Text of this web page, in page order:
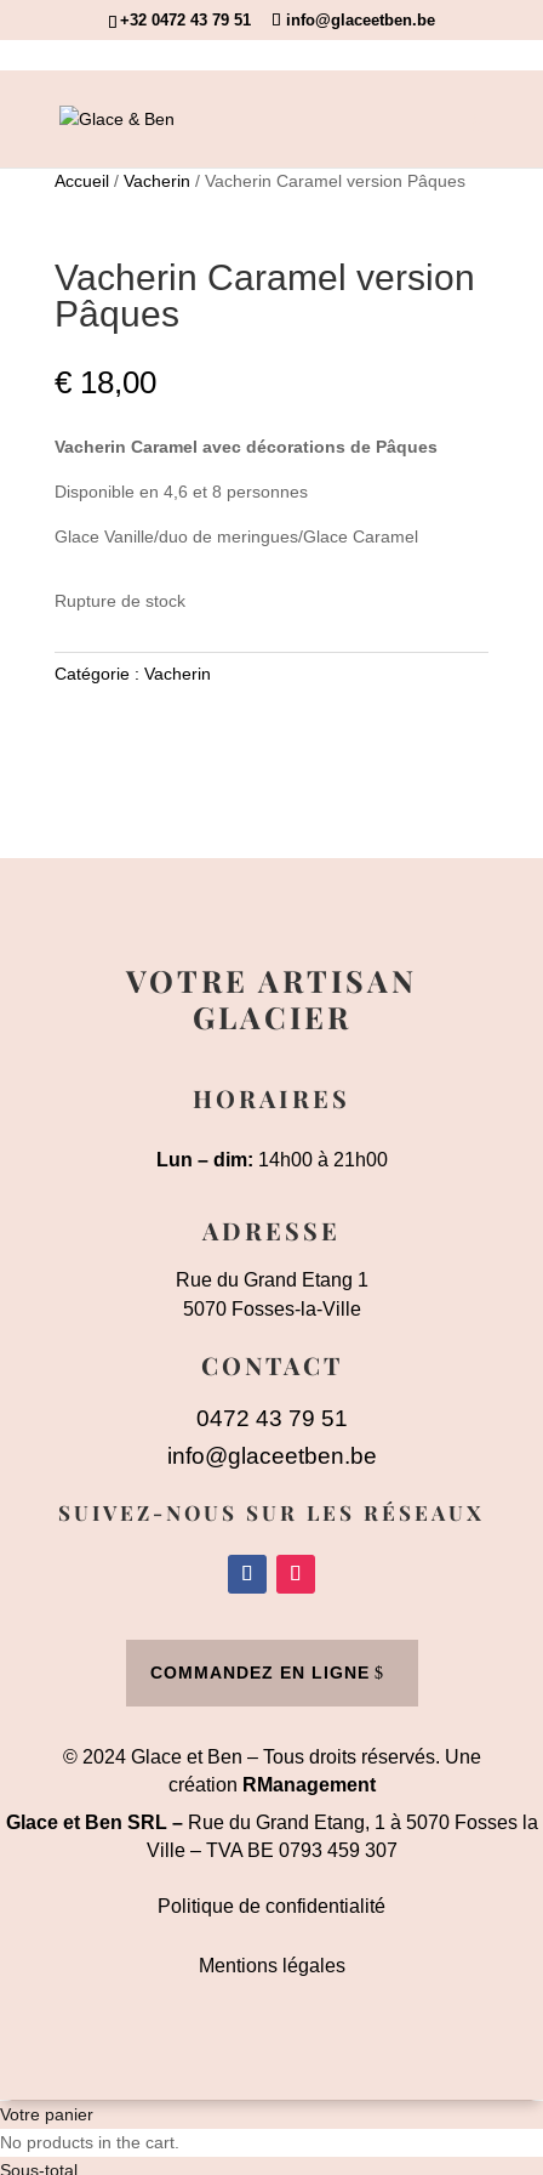
+32 0472 43 79 51 info@glaceetben.be
Accueil/ Vacherin / Vacherin Caramel version Pâques
Vacherin Caramel version
Pâques
€18,00
Vacherin Caramel avec décorations de Pâques
Disponible en 4,6 et 8 personnes
Glace Vanille/duo de meringues/Glace Caramel
Rupture de stock
Catégorie : Vacherin
VOTRE ARTISAN
GLACIER
HORAIRES
Lun – dim: 14h00 à 21h00
ADRESSE
Rue du Grand Etang 1
5070 Fosses-la-Ville
CONTACT
0472 43 79 51
info@glaceetben.be
SUIVEZ-NOUS SUR LES RÉSEAUX
COMMANDEZ EN LIGNE
© 2024 Glace et Ben – Tous droits réservés. Une
création RManagement
Glace et Ben SRL – Rue du Grand Etang, 1 à 5070 Fosses la
Ville – TVA BE 0793 459 307
Politique de confidentialité
Mentions légales
Votre panier
No products in the cart.
Sous-total